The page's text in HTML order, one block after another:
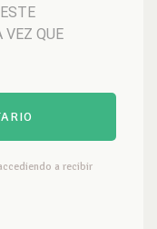
VEZ QUE
a recibir